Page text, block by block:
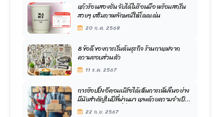
แก้วร้อนสองชั้น จับได้ไม่ร้อนมือ พร้อมสกรีน
สวยๆ เสริมภาพลักษณ์ให้โดดเด่น
20 ก.ค. 2568
8 ข้อดี ของการเริ่มต้นธุรกิจ ร้านกาแฟจาก
ความชอบส่วนตัว
11 ธ.ค. 2567
การช้อปปิ้งอีคอมเมิร์ซได้เห็นการเพิ่มขึ้นอย่าง
มีนัยสําคัญในปีที่ผ่านมา และด้วยความจําเป็น
ในการบรรจุภัณฑ์ที่ยั่งยืน
22 ก.ย. 2567